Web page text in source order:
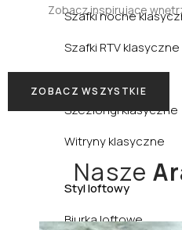
Szafki nocne
Szafki RTV klasyczne
Szezlongi klasyczne
Witryny klasyczne
Styl loftowy
Biurka loftowe
Zobacz inspirujące
ZOBACZ WSZYSTKIE
Nasze